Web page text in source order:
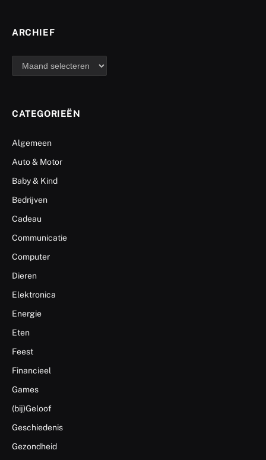
ARCHIEF
archief
CATEGORIEËN
Algemeen
Auto & Motor
Baby & Kind
Bedrijven
Cadeau
Communicatie
Computer
Dieren
Elektronica
Energie
Eten
Feest
Financieel
Games
(bij)Geloof
Geschiedenis
Gezondheid